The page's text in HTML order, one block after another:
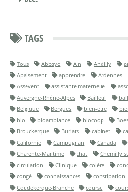
TAGS
Tous Abbaye Ain Andilly
Apaisement
apprendre Ardennes
Assevent
assistante maternelle
Auvergne-Rhône-Alpes
Bailleul
Belgique
Bergues bien-être
bio
bioambiance biocoop
Brouckerque
Burlats cabinet
Californie
Campugnan Canada
Charente-Maritime
chat Chemilly
circulation
Clinique colère
congé
connaissances constipation
Coudekerque-Branche
course